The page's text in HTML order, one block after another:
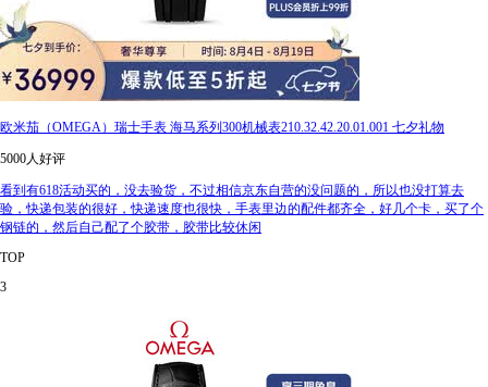
欧米茄（OMEGA）瑞士手表 海马系列300机械表210.32.42.20.01.001 七夕礼物
5000人好评
看到有618活动买的，没去验货，不过相信京东自营的没问题的，所以也没打算去
验，快递包装的很好，快递速度也很快，手表里边的配件都齐全，好几个卡，买了个
钢链的，然后自己配了个胶带，胶带比较休闲
TOP
3